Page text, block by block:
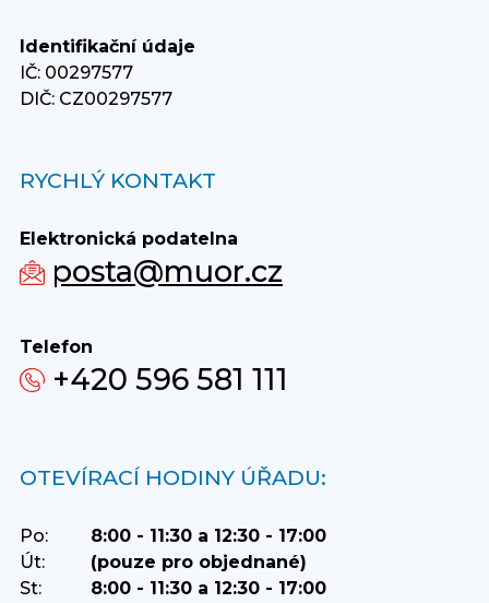
Identifikační údaje
IČ: 00297577
DIČ: CZ00297577
RYCHLÝ KONTAKT
Elektronická podatelna
posta@muor.cz
Telefon
+420 596 581 111
OTEVÍRACÍ HODINY ÚŘADU:
Po:
8:00 - 11:30 a 12:30 - 17:00
Út:
(pouze pro objednané)
St:
8:00 - 11:30 a 12:30 - 17:00